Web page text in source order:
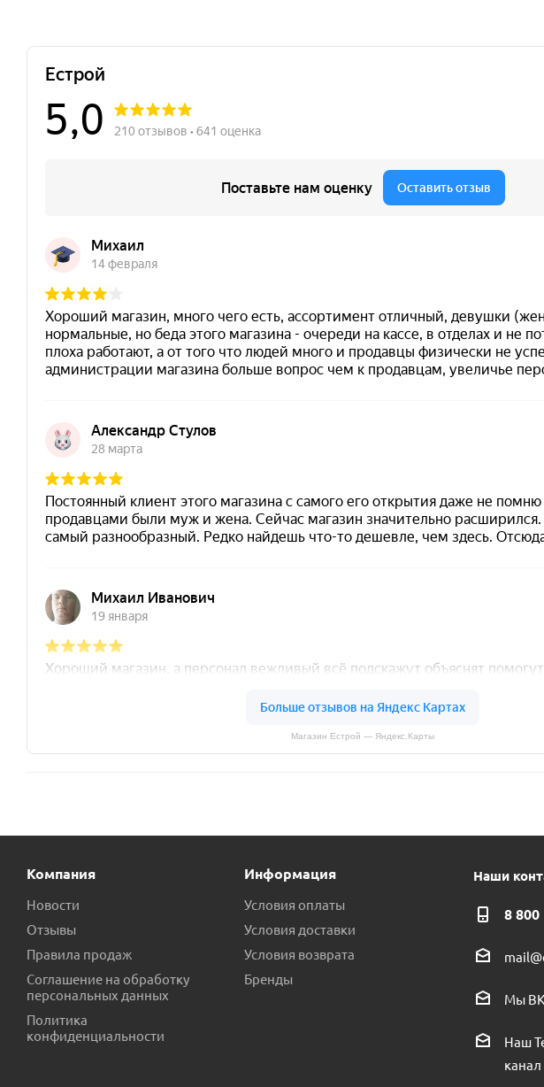
Магазин Естрой — Яндекс.Карты
Компания
Новости
Отзывы
Правила продаж
Соглашение на обработку
персональных данных
Политика
конфиденциальности
Информация
Условия оплаты
Условия доставки
Условия возврата
Бренды
Наши
8 800
Мы
Наш
канал